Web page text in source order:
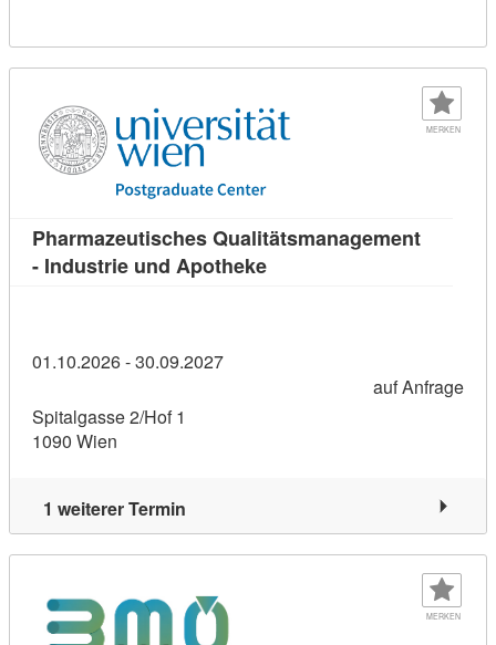
MERKEN
Pharmazeutisches Qualitätsmanagement
- Industrie und ApothekeKursdetail:
01.10.2026 - 30.09.2027
auf Anfrage
Spitalgasse 2/Hof 1
1090 Wien
1 weiterer Termin
MERKEN